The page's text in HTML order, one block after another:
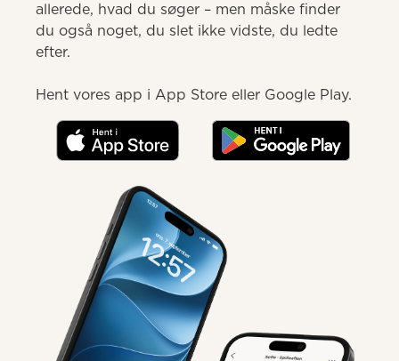
allerede, hvad du søger – men måske finder
du også noget, du slet ikke vidste, du ledte
efter.
Hent vores app i App Store eller Google Play.